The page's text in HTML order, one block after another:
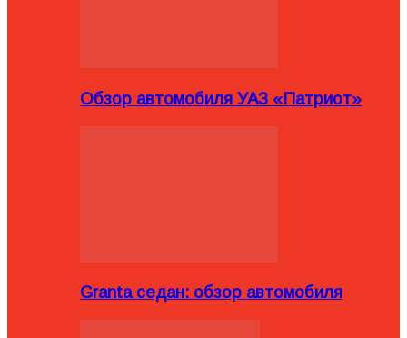
Обзор автомобиля УАЗ «Патриот»
Granta седан: обзор автомобиля